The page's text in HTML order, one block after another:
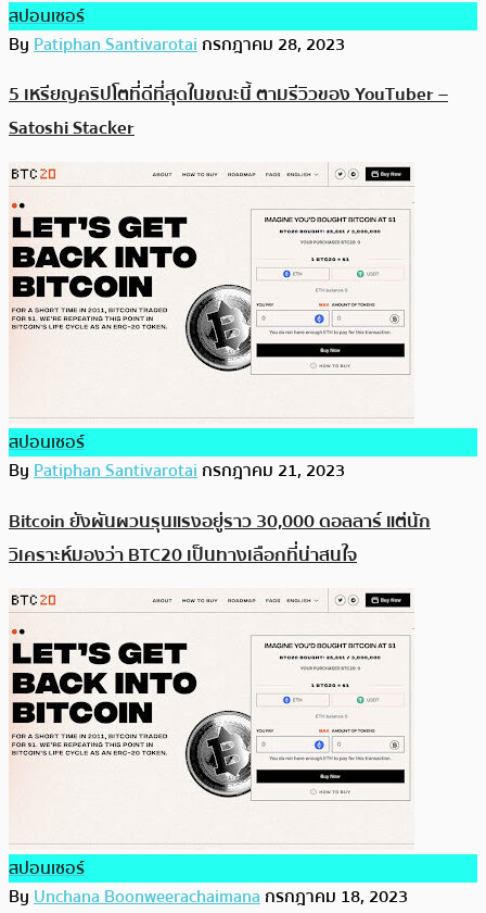
สปอนเซอร์
ByPatiphan Santivarotaiกรกฎาคม 28, 2023
5 เหรียญคริปโตที่ดีที่สุดในขณะนี้ ตามรีวิวของ YouTuber –
Satoshi Stacker
สปอนเซอร์
ByPatiphan Santivarotaiกรกฎาคม 21, 2023
Bitcoin ยังผันผวนรุนแรงอยู่ราว 30,000 ดอลลาร์ แต่นัก
วิเคราะห์มองว่า BTC20 เป็นทางเลือกที่น่าสนใจ
สปอนเซอร์
ByUnchana Boonweerachaimanaกรกฎาคม 18, 2023